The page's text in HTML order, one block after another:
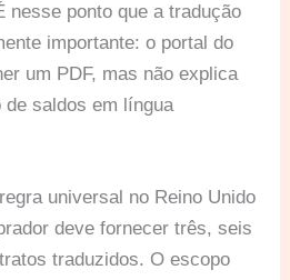
nesse ponto que a tradução
importante: o portal do
um PDF, mas não explica
saldos em língua
universal no Reino Unido
deve fornecer três, seis
traduzidos. O escopo